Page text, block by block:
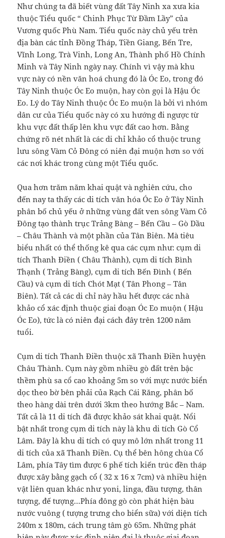
Như chúng ta đã biết vùng đất Tây Ninh xa xưa kia
thuộc Tiểu quốc “ Chinh Phục Từ Đầm Lầy” của
Vương quốc Phù Nam. Tiểu quốc này chủ yếu trên
địa bàn các tỉnh Đồng Tháp, Tiền Giang, Bến Tre,
Vĩnh Long, Trà Vinh, Long An, Thành phố Hồ Chính
Minh và Tây Ninh ngày nay. Chính vì vậy mà khu
vực này có nền văn hoá chung đó là Óc Eo, trong đó
Tây Ninh thuộc Óc Eo muộn, hay còn gọi là Hậu Óc
Eo. Lý do Tây Ninh thuộc Óc Eo muộn là bởi vì nhóm
dân cư của Tiểu quốc này có xu hướng đi ngược từ
khu vực đất thấp lên khu vực đất cao hơn. Bằng
chứng rõ nét nhất là các di chỉ khảo cổ thuộc trung
lưu sông Vàm Cỏ Đông có niên đại muộn hơn so với
các nơi khác trong cùng một Tiểu quốc.
Qua hơn trăm năm khai quật và nghiên cứu, cho
đến nay ta thấy các di tích văn hóa Óc Eo ở Tây Ninh
phân bố chủ yếu ở những vùng đất ven sông Vàm Cỏ
Đông tạo thành trục Trảng Bàng – Bến Cầu – Gò Dầu
– Châu Thành và một phần của Tân Biên. Mà tiêu
biểu nhất có thể thống kê qua các cụm như: cụm di
tích Thanh Điền ( Châu Thành), cụm di tích Bình
Thạnh ( Trảng Bàng), cụm di tích Bến Đình ( Bến
Cầu) và cụm di tích Chót Mạt ( Tân Phong – Tân
Biên). Tất cả các di chỉ này hầu hết được các nhà
khảo cổ xác định thuộc giai đoạn Óc Eo muộn ( Hậu
Óc Eo), tức là có niên đại cách đây trên 1200 năm
tuổi.
Cụm di tích Thanh Điền thuộc xã Thanh Điền huyện
Châu Thành. Cụm này gồm nhiều gò đất trên bậc
thềm phù sa cổ cao khoảng 5m so với mực nước biển
dọc theo bờ bên phải của Rạch Cái Răng, phân bố
theo hàng dài trên dưới 3km theo hướng Bắc – Nam.
Tất cả là 11 di tích đã được khảo sát khai quật. Nổi
bật nhất trong cụm di tích này là khu di tích Gò Cổ
Lâm. Đây là khu di tích có quy mô lớn nhất trong 11
di tích của xã Thanh Điền. Cụ thể bên hông chùa Cổ
Lâm, phía Tây tìm được 6 phế tích kiến trúc đền tháp
được xây bằng gạch cổ ( 32 x 16 x 7cm) và nhiều hiện
vật liên quan khác như yoni, linga, đầu tượng, thân
tượng, đế tượng…Phía đông gò còn phát hiện bàu
nước vuông ( tượng trưng cho biển sữa) với diện tích
240m x 180m, cách trung tâm gò 65m. Những phát